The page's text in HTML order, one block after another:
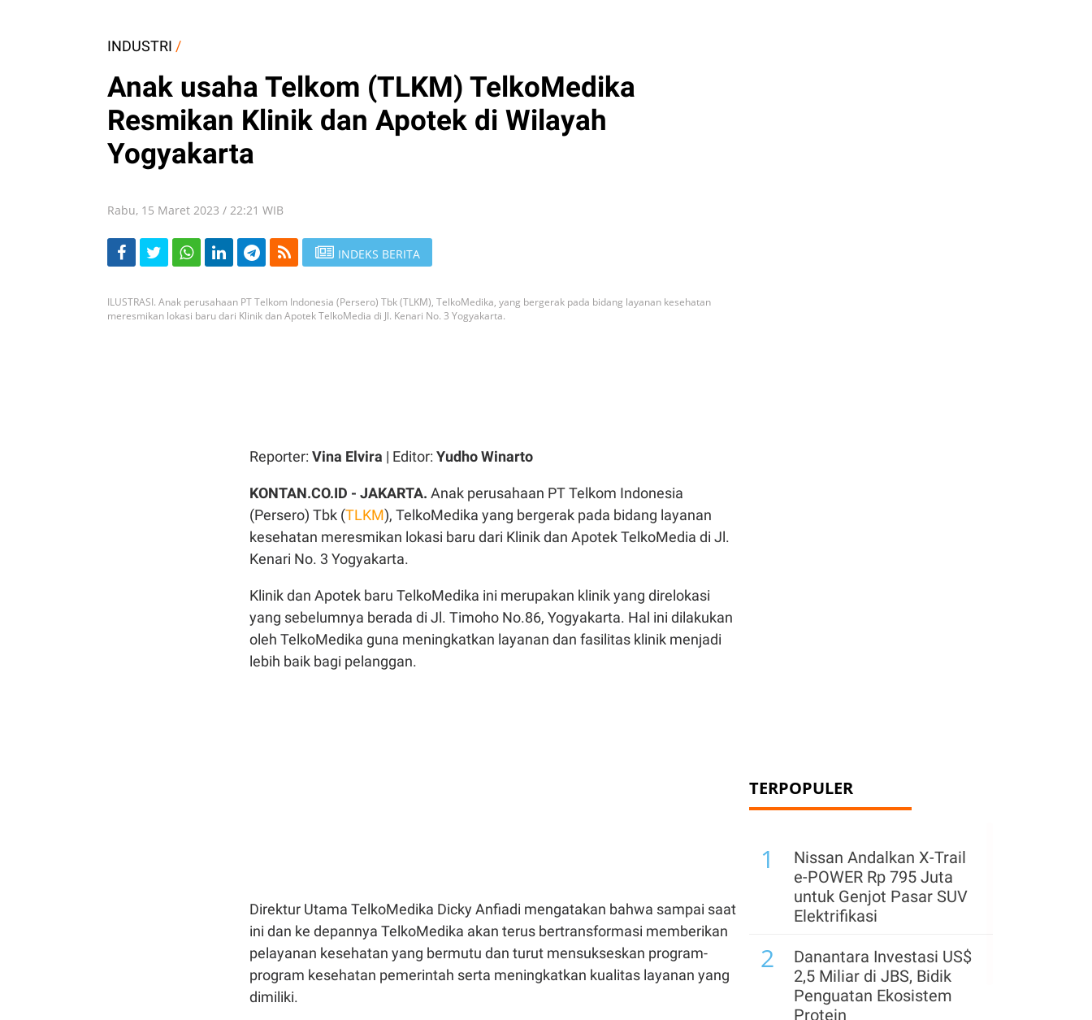
INDUSTRI /
Anak usaha Telkom (TLKM) TelkoMedika
Resmikan Klinik dan Apotek di Wilayah
Yogyakarta
Rabu, 15 Maret 2023 / 22:21 WIB
INDEKS BERITA
ILUSTRASI. Anak perusahaan PT Telkom Indonesia (Persero) Tbk (TLKM), TelkoMedika, yang bergerak pada bidang layanan kesehatan
meresmikan lokasi baru dari Klinik dan Apotek TelkoMedia di Jl. Kenari No. 3 Yogyakarta.
Reporter: Vina Elvira | Editor: Yudho Winarto
KONTAN.CO.ID - JAKARTA. Anak perusahaan PT Telkom Indonesia
(Persero) Tbk (TLKM), TelkoMedika yang bergerak pada bidang layanan
kesehatan meresmikan lokasi baru dari Klinik dan Apotek TelkoMedia di Jl.
Kenari No. 3 Yogyakarta.
Klinik dan Apotek baru TelkoMedika ini merupakan klinik yang direlokasi
yang sebelumnya berada di Jl. Timoho No.86, Yogyakarta. Hal ini dilakukan
oleh TelkoMedika guna meningkatkan layanan dan fasilitas klinik menjadi
lebih baik bagi pelanggan.
Direktur Utama TelkoMedika Dicky Anfiadi mengatakan bahwa sampai saat
ini dan ke depannya TelkoMedika akan terus bertransformasi memberikan
pelayanan kesehatan yang bermutu dan turut mensukseskan program-
program kesehatan pemerintah serta meningkatkan kualitas layanan yang
dimiliki.
TERPOPULER
1
Nissan Andalkan X-Trail
e-POWER Rp 795 Juta
untuk Genjot Pasar SUV
Elektrifikasi
2
Danantara Investasi US$
2,5 Miliar di JBS, Bidik
Penguatan Ekosistem
Protein